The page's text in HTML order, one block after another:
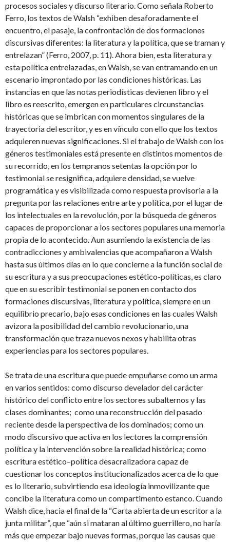
procesos sociales y discurso literario. Como señala Roberto
Ferro, los textos de Walsh “exhiben desaforadamente el
encuentro, el pasaje, la confrontación de dos formaciones
discursivas diferentes: la literatura y la política, que se traman y
entrelazan” (Ferro, 2007, p. 11). Ahora bien, esta literatura y
esta política entrelazadas, en Walsh, se van entramando en un
escenario improntado por las condiciones históricas. Las
instancias en que las notas periodísticas devienen libro y el
libro es reescrito, emergen en particulares circunstancias
históricas que se imbrican con momentos singulares de la
trayectoria del escritor, y es en vínculo con ello que los textos
adquieren nuevas significaciones. Si el trabajo de Walsh con los
géneros testimoniales está presente en distintos momentos de
su recorrido, en los tempranos setentas la opción por lo
testimonial se resignifica, adquiere densidad, se vuelve
programática y es visibilizada como respuesta provisoria a la
pregunta por las relaciones entre arte y política, por el lugar de
los intelectuales en la revolución, por la búsqueda de géneros
capaces de proporcionar a los sectores populares una memoria
propia de lo acontecido. Aun asumiendo la existencia de las
contradicciones y ambivalencias que acompañaron a Walsh
hasta sus últimos días en lo que concierne a la función social de
su escritura y a sus preocupaciones estético-políticas, es claro
que en su escribir testimonial se ponen en contacto dos
formaciones discursivas, literatura y política, siempre en un
equilibrio precario, bajo esas condiciones en las cuales Walsh
avizora la posibilidad del cambio revolucionario, una
transformación que traza nuevos nexos y habilita otras
experiencias para los sectores populares.
Se trata de una escritura que puede empuñarse como un arma
en varios sentidos: como discurso develador del carácter
histórico del conflicto entre los sectores subalternos y las
clases dominantes; como una reconstrucción del pasado
reciente desde la perspectiva de los dominados; como un
modo discursivo que activa en los lectores la comprensión
política y la intervención sobre la realidad histórica; como
escritura estético–política desacralizadora capaz de
cuestionar los conceptos institucionalizados acerca de lo que
es lo literario, subvirtiendo esa ideología inmovilizante que
concibe la literatura como un compartimento estanco. Cuando
Walsh dice, hacia el final de la “Carta abierta de un escritor a la
junta militar”, que “aún si mataran al último guerrillero, no haría
más que empezar bajo nuevas formas, porque las causas que